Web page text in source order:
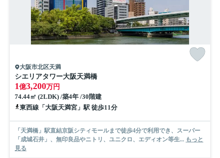
大阪市北区天満
シエリアタワー大阪天満橋
1 億3,200万円
74.44㎡ (2LDK) /築4年 /30階建
東西線「大阪天満宮」駅 徒歩11分
「天満橋」駅直結京阪シティモールまで徒歩4分で利用でき、スーパー
「成城石井」、無印良品やニトリ、ユニクロ、エディオン等生... もっと
見る